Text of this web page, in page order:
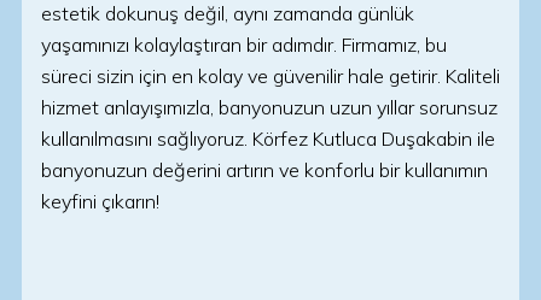
estetik dokunuş değil, aynı zamanda günlük
yaşamınızı kolaylaştıran bir adımdır. Firmamız, bu
süreci sizin için en kolay ve güvenilir hale getirir. Kaliteli
hizmet anlayışımızla, banyonuzun uzun yıllar sorunsuz
kullanılmasını sağlıyoruz. Körfez Kutluca Duşakabin ile
banyonuzun değerini artırın ve konforlu bir kullanımın
keyfini çıkarın!